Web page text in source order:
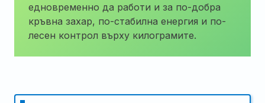
едновременно да работи и за по-добра
кръвна захар, по-стабилна енергия и по-
лесен контрол върху килограмите.